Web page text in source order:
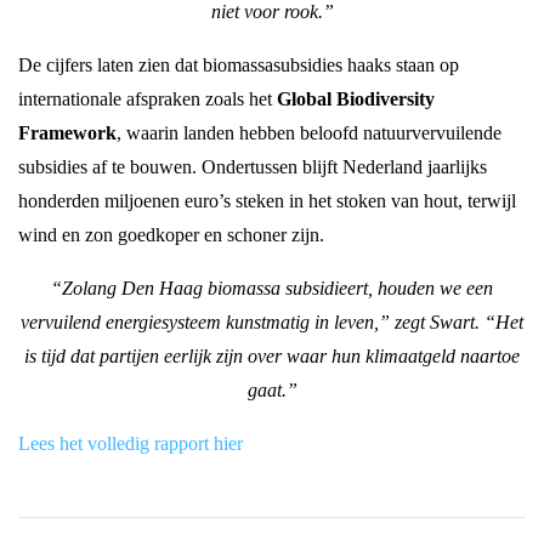
niet voor rook.”
De cijfers laten zien dat biomassasubsidies haaks staan op
internationale afspraken zoals het Global Biodiversity
Framework, waarin landen hebben beloofd natuurvervuilende
subsidies af te bouwen. Ondertussen blijft Nederland jaarlijks
honderden miljoenen euro’s steken in het stoken van hout, terwijl
wind en zon goedkoper en schoner zijn.
“Zolang Den Haag biomassa subsidieert, houden we een
vervuilend energiesysteem kunstmatig in leven,” zegt Swart. “Het
is tijd dat partijen eerlijk zijn over waar hun klimaatgeld naartoe
gaat.”
Lees het volledig rapport hier